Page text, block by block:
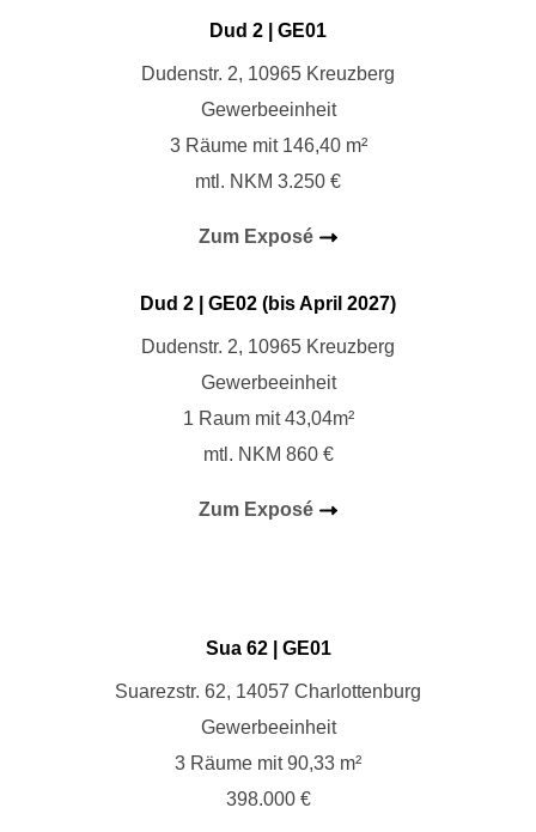
Dud 2 | GE01
Dudenstr. 2, 10965 Kreuzberg
Gewerbeeinheit
3 Räume mit 146,40 m²
mtl. NKM 3.250 €
Zum Exposé
Dud 2 | GE02 (bis April 2027)
Dudenstr. 2, 10965 Kreuzberg
Gewerbeeinheit
1 Raum mit 43,04m²
mtl. NKM 860 €
Zum Exposé
Sua 62| GE01
Suarezstr. 62, 14057 Charlottenburg
Gewerbeeinheit
3 Räume mit 90,33 m²
398.000 €